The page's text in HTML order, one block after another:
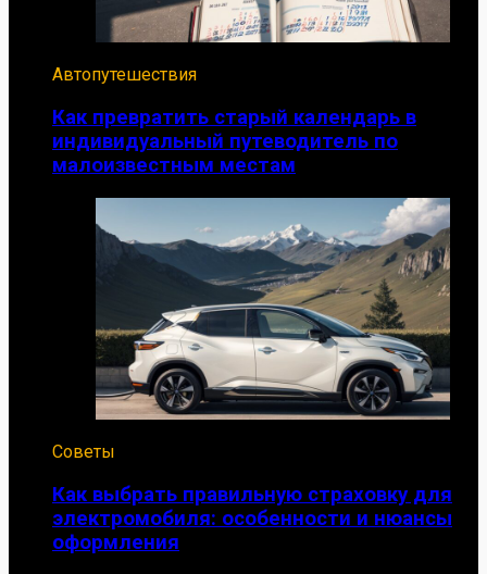
Автопутешествия
Как превратить старый календарь в
индивидуальный путеводитель по
малоизвестным местам
Советы
Как выбрать правильную страховку для
электромобиля: особенности и нюансы
оформления